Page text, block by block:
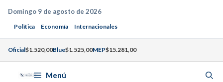
Saltar
contenido
Domingo 9 de agosto de 2026
Política Economía Internacionales
Oficial$1.520,00Blue$1.525,00MEP$15.281,00
Menú